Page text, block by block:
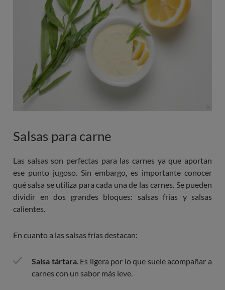
Salsas para carne
Las salsas son perfectas para las carnes ya que aportan
ese punto jugoso. Sin embargo, es importante conocer
qué salsa se utiliza para cada una de las carnes. Se pueden
dividir en dos grandes bloques: salsas frías y salsas
calientes.
En cuanto a las salsas frías destacan:
Salsa tártara. Es ligera por lo que suele acompañar a
carnes con un sabor más leve.